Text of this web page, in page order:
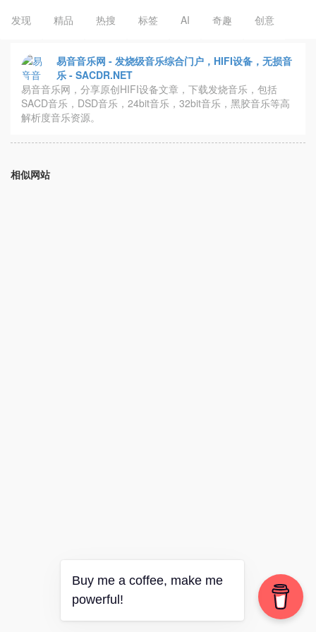
发现 精品 热搜 标签 AI 奇趣 创意
易音音乐网 - 发烧级音乐综合门户，HIFI设备，无损音
乐 - SACDR.NET
易音音乐网，分享原创HIFI设备文章，下载发烧音乐，包括
SACD音乐，DSD音乐，24bit音乐，32bit音乐，黑胶音乐等高
解析度音乐资源。
相似网站
Buy me a coffee, make me
powerful!